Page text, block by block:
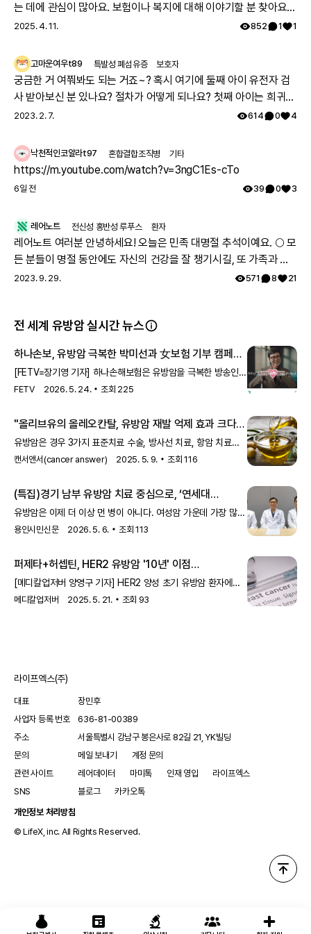
는 데에 관심이 많아요. 보험이나 복지에 대해 이야기할 분 찾아요
👏🏻
2025. 4. 11. 852 1 1
고마운여우t89 특발성 폐섬유증 보호자
궁금한 거 여쭤봐도 되는 거죠~? 혹시 여기에 둘째 아이 유전자 검
사 받아보신 분 있나요? 절차가 어떻게 되나요? 첫째 아이는 희귀질
환 진단받았고, 당시에 애기 아빠랑 저랑 유전자 검사했는데 돌연변
걱정스러워서리.. 다들 몇주차에 무슨 검사하셨나요? 도움 좀 주심
감사하겠습니다.
2023. 2. 7. 614 0 4
낙천적인코알라t97 혼합결합조직병 기타
https://m.youtube.com/watch?v=3ngC1Es-cTo
6일 전 39 0 3
레어노트 전신성 홍반성 루푸스 환자
레어노트 여러분 안녕하세요! 오늘은 민족 대명절 추석이예요. 🌕 모
든 분들이 명절 동안에도 자신의 건강을 잘 챙기시길, 또 가족과 함
께 따뜻하고 행복한 시간 보내시길 레어노트팀이 기원하겠습니다!
2023. 9. 29. 571 8 21
전 세계 유방암 실시간 뉴스
하나손보, 유방암 극복한 박미선과 女보험 기부 캠페인
- FETV
[FETV=장기영 기자] 하나손해보험은 유방암을 극복한 방송인
박미선씨와 함께 여성건강보험 연계 기부 캠페인을 진행한다.
FETV 2026. 5. 24. 조회 225
"올리브유의 올레오칸탈, 유방암 재발 억제 효과 크다"
유방암은 경우 3가지 표준치료 수술, 방사선 치료, 항암 치료를
적절히 시행해도 재발율이 높다. 유방암 재발을 막기 위한
도움을 준다는 연구 결과가 있다.2019년 7월 미국암학회
(AACR)가 발행하는 국제학술지 ‘암 연구(Cancer
Research)’에 게재된 논문 ‘올리브오일 유래 올레오칸탈을
캔서앤서(cancer answer) 2025. 5. 9. 조회116
(특집)경기 남부 유방암 치료 중심으로, ‘연세대
용인세브란스병원 유방외과’
유방암은 이제 더 이상 먼 병이 아니다. 여성암 가운데 가장 많이
발생하는 암으로 자리 잡은 지 오래고, 40~50대를 중심으로
시작된다. 어디에서 수술받을지, 항암과 방사선은 어떻게
이어질지, 재건은 가능한지, 그리고 서울 대형병원까지 가야
하는지 같은 현실적인 문제다.지역 주민 걱정과 두려움에 답하는
용인시민신문 2026. 5. 6. 조회113
퍼제타+허셉틴, HER2 유방암 '10년' 이점
입증...'완치'에 한걸음 더 - 메디칼업저버
[메디칼업저버 양영구 기자] HER2 양성 초기 유방암 환자에게
'완치'가 한 걸음 가까이 다가왔다.최근 로슈는 HER2 양성 조기
메디칼업저버 2025. 5. 21. 조회 93
라이프엑스(주)
대표
장민후
사업자 등록 번호
636-81-00389
주소
서울특별시 강남구 봉은사로 82길 21, YK빌딩
문의
메일 보내기
계정 문의
관련 사이트
레어데이터 마미톡 인재 영입
라이프엑스
SNS
블로그
카카오톡
개인정보 처리방침
© LifeX, inc. All Rights Reserved.